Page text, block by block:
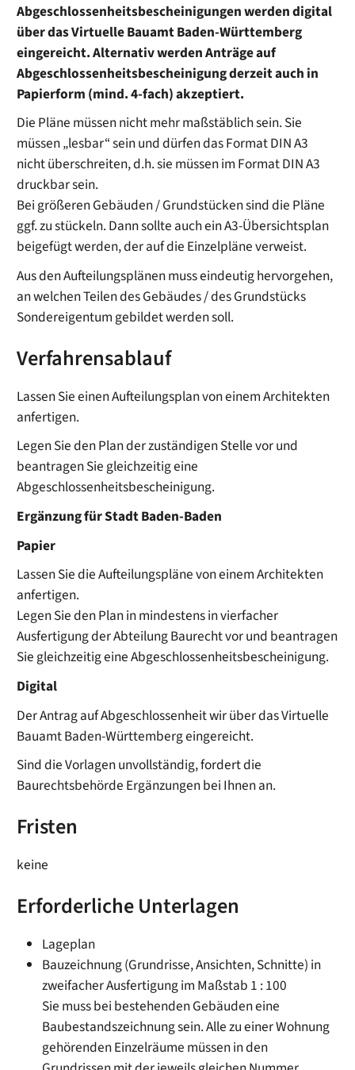
Abgeschlossenheitsbescheinigungen werden digital
über das Virtuelle Bauamt Baden-Württemberg
eingereicht. Alternativ werden Anträge auf
Abgeschlossenheitsbescheinigung derzeit auch in
Papierform (mind. 4-fach) akzeptiert.
Die Pläne müssen nicht mehr maßstäblich sein. Sie
müssen „lesbar“ sein und dürfen das Format DIN A3
nicht überschreiten, d.h. sie müssen im Format DIN A3
druckbar sein.
Bei größeren Gebäuden / Grundstücken sind die Pläne
ggf. zu stückeln. Dann sollte auch ein A3-Übersichtsplan
beigefügt werden, der auf die Einzelpläne verweist.
Aus den Aufteilungsplänen muss eindeutig hervorgehen,
an welchen Teilen des Gebäudes / des Grundstücks
Sondereigentum gebildet werden soll.
Verfahrensablauf
Lassen Sie einen Aufteilungsplan von einem Architekten
anfertigen.
Legen Sie den Plan der zuständigen Stelle vor und
beantragen Sie gleichzeitig eine
Abgeschlossenheitsbescheinigung.
Ergänzung für Stadt Baden-Baden
Papier
Lassen Sie die Aufteilungspläne von einem Architekten
anfertigen.
Legen Sie den Plan in mindestens in vierfacher
Ausfertigung der Abteilung Baurecht vor und beantragen
Sie gleichzeitig eine Abgeschlossenheitsbescheinigung.
Digital
Der Antrag auf Abgeschlossenheit wir über das Virtuelle
Bauamt Baden-Württemberg eingereicht.
Sind die Vorlagen unvollständig, fordert die
Baurechtsbehörde Ergänzungen bei Ihnen an.
Fristen
keine
Erforderliche Unterlagen
Lageplan
Bauzeichnung (Grundrisse, Ansichten, Schnitte) in
zweifacher Ausfertigung im Maßstab 1 : 100
Sie muss bei bestehenden Gebäuden eine
Baubestandszeichnung sein. Alle zu einer Wohnung
gehörenden Einzelräume müssen in den